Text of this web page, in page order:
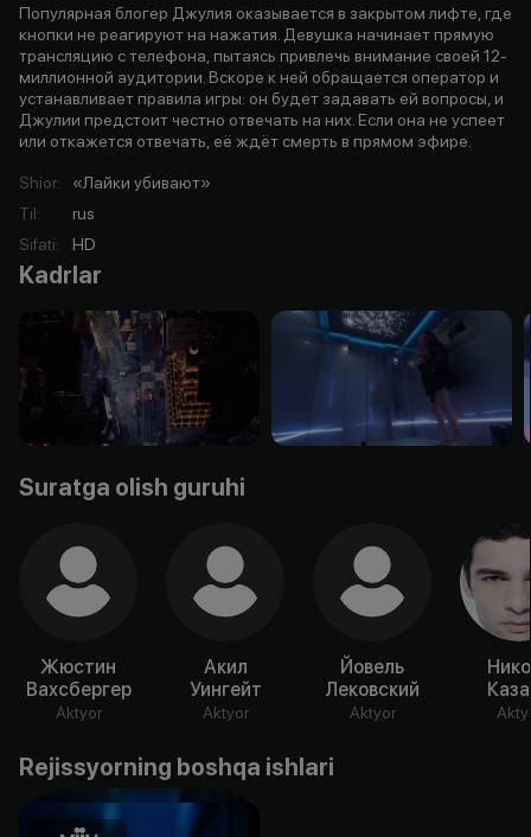
Популярная блогер Джулия оказывается в закрытом лифте, где
кнопки не реагируют на нажатия. Девушка начинает прямую
трансляцию с телефона, пытаясь привлечь внимание своей 12-
миллионной аудитории. Вскоре к ней обращается оператор и
устанавливает правила игры: он будет задавать ей вопросы, и
Джулии предстоит честно отвечать на них. Если она не успеет
или откажется отвечать, её ждёт смерть в прямом эфире.
Shior:
«Лайки убивают»
Til:
rus
Sifati: HD
Kadrlar
Suratga olish guruhi
Жюстин
Вахсбергер
Aktyor
Акил
Уингейт
Aktyor
Йовель
Лековский
Aktyor
Rejissyorning boshqa ishlari